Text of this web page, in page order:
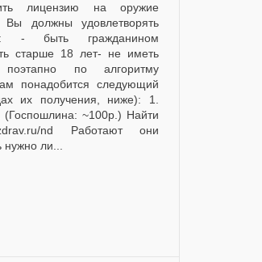
должны удовлетворять
- быть гражданином
старше 18 лет- не иметь
поэтапно по алгоритму
понадобится следующий
их получения, ниже): 1.
(Госпошлина: ~100р.) Найти
nd Работают они
ли...